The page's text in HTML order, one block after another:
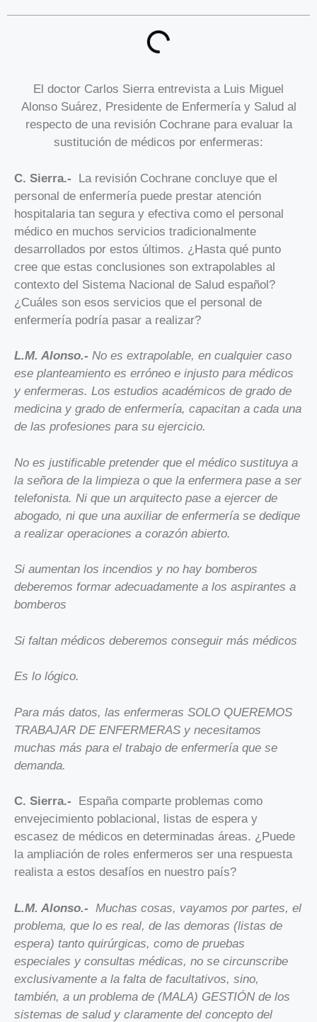
El doctor Carlos Sierra entrevista a Luis Miguel
Alonso Suárez, Presidente de Enfermería y Salud al
respecto de una revisión Cochrane para evaluar la
sustitución de médicos por enfermeras:
C. Sierra.- La revisión Cochrane concluye que el
personal de enfermería puede prestar atención
hospitalaria tan segura y efectiva como el personal
médico en muchos servicios tradicionalmente
desarrollados por estos últimos. ¿Hasta qué punto
cree que estas conclusiones son extrapolables al
contexto del Sistema Nacional de Salud español?
¿Cuáles son esos servicios que el personal de
enfermería podría pasar a realizar?
L.M. Alonso.- No es extrapolable, en cualquier caso
ese planteamiento es erróneo e injusto para médicos
y enfermeras. Los estudios académicos de grado de
medicina y grado de enfermería, capacitan a cada una
de las profesiones para su ejercicio.
No es justificable pretender que el médico sustituya a
la señora de la limpieza o que la enfermera pase a ser
telefonista. Ni que un arquitecto pase a ejercer de
abogado, ni que una auxiliar de enfermería se dedique
a realizar operaciones a corazón abierto.
Si aumentan los incendios y no hay bomberos
deberemos formar adecuadamente a los aspirantes a
bomberos
Si faltan médicos deberemos conseguir más médicos
Es lo lógico.
Para más datos, las enfermeras SOLO QUEREMOS
TRABAJAR DE ENFERMERAS y necesitamos
muchas más para el trabajo de enfermería que se
demanda.
C. Sierra.- España comparte problemas como
envejecimiento poblacional, listas de espera y
escasez de médicos en determinadas áreas. ¿Puede
la ampliación de roles enfermeros ser una respuesta
realista a estos desafíos en nuestro país?
L.M. Alonso.- Muchas cosas, vayamos por partes, el
problema, que lo es real, de las demoras (listas de
espera) tanto quirúrgicas, como de pruebas
especiales y consultas médicas, no se circunscribe
exclusivamente a la falta de facultativos, sino,
también, a un problema de (MALA) GESTIÓN de los
sistemas de salud y claramente del concepto del